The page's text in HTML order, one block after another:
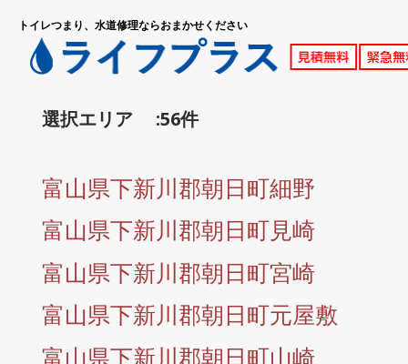
トイレつまり、水道修理ならおまかせください
選択エリア :56件
富山県下新川郡朝日町細野
富山県下新川郡朝日町見崎
富山県下新川郡朝日町宮崎
富山県下新川郡朝日町元屋敷
富山県下新川郡朝日町山崎